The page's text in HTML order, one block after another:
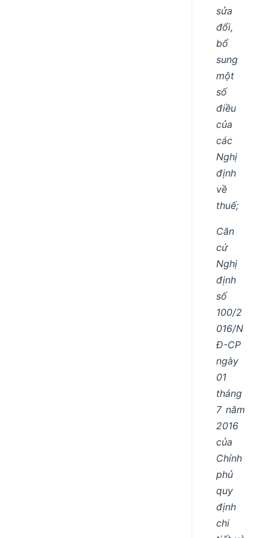
sửa
đổi,
bổ
sung
một
số
điều
của
các
Nghị
định
về
thuế;
Căn
cứ
Nghị
định
số
100/2
016/N
Đ-CP
ngày
01
tháng
7 năm
2016
của
Chính
phủ
quy
định
chi